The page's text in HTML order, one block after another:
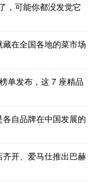
，可能你都没发觉它
在全国各地的菜市场
单发布，这 7 座精品
自品牌在中国发展的
开、爱马仕推出巴赫